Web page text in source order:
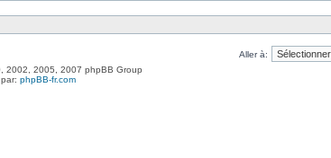
Aller à:
2002, 2005, 2007 phpBB Group
phpBB-fr.com